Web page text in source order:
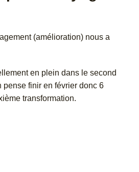
(amélioration) nous a
en plein dans le second
pense finir en février donc 6
transformation.